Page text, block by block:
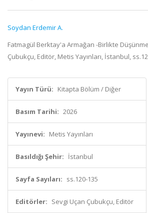
Soydan Erdemir A.
Fatmagül Berktay'a Armağan -Birlikte
Çubukçu, Editör, Metis Yayınları, İstanbul,
Yayın Türü: Kitapta Bölüm / Diğer
Basım Tarihi: 2026
Yayınevi: Metis Yayınları
Basıldığı Şehir: İstanbul
Sayfa Sayıları: ss.120-135
Editörler: Sevgi Uçan Çubukçu, Editör